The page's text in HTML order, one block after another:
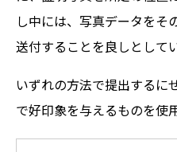
し中には、写真データをそ
送付することを良しとして
いずれの方法で提出するに
で好印象を与えるものを使